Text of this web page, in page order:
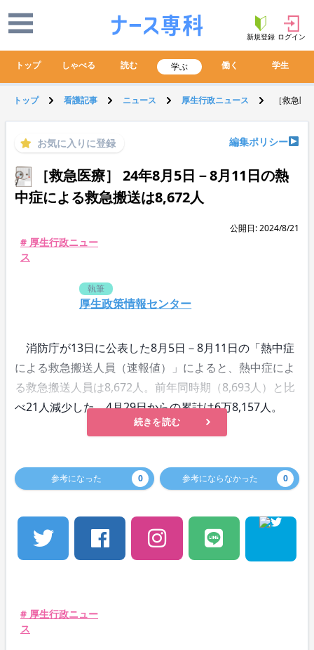
新規登録 ログイン
トップ しゃべる 読む 学ぶ 働く 学生
トップ 看護記事 ニュース 厚生行政ニュース ［救急
お気に入りに登録 編集ポリシー
［救急医療］ 24年8月5日－8月11日の熱
中症による救急搬送は8,672人
公開日: 2024/8/21
# 厚生行政ニュー
ス
執筆
厚生政策情報センター
消防庁が13日に公表した8月5日－8月11日の「熱中症
による救急搬送人員（速報値）」によると、熱中症によ
る救急搬送人員は8,672人。前年同時期（8,693人）と比
べ21人減少した。4月29日からの累計は6万8,157人。
続きを読む
参考になった 0 参考にならなかった 0
# 厚生行政ニュー
ス